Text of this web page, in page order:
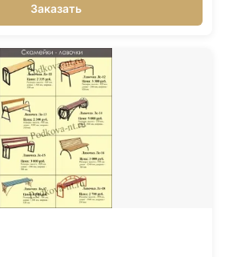
Заказать